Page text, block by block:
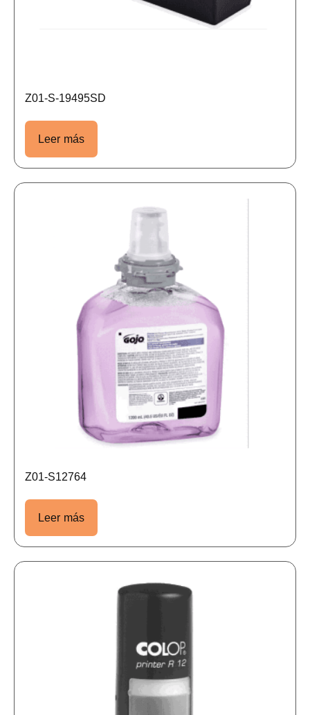
Z01-S-19495SD
Leer más
Z01-S12764
Leer más